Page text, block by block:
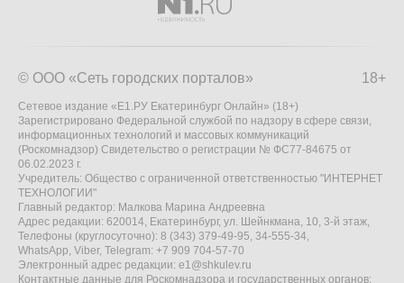
18+
© ООО «Сеть городских порталов»
Сетевое издание «Е1.РУ Екатеринбург Онлайн» (18+)
Зарегистрировано Федеральной службой по надзору в сфере связи,
информационных технологий и массовых коммуникаций
(Роскомнадзор) Свидетельство о регистрации № ФС77-84675 от
06.02.2023 г.
Учредитель: Общество с ограниченной ответственностью "ИНТЕРНЕТ
ТЕХНОЛОГИИ"
Главный редактор: Малкова Марина Андреевна
Адрес редакции: 620014, Екатеринбург, ул. Шейнкмана, 10, 3-й этаж,
Телефоны (круглосуточно): 8 (343) 379-49-95, 34-555-34,
WhatsApp, Viber, Telegram: +7 909 704-57-70
Электронный адрес редакции: e1@shkulev.ru
Контактные данные для Роскомнадзора и государственных органов: